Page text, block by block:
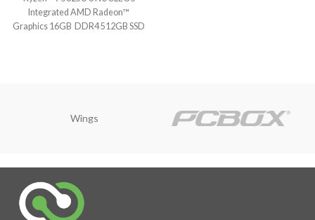
Integrated AMD Radeon™
Graphics 16GB DDR4 512GB SSD
Wings